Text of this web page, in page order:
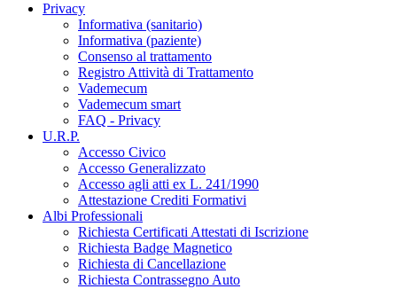
Privacy
Informativa (sanitario)
Informativa (paziente)
Consenso al trattamento
Registro Attività di Trattamento
Vademecum
Vademecum smart
FAQ - Privacy
U.R.P.
Accesso Civico
Accesso Generalizzato
Accesso agli atti ex L. 241/1990
Attestazione Crediti Formativi
Albi Professionali
Richiesta Certificati Attestati di Iscrizione
Richiesta Badge Magnetico
Richiesta di Cancellazione
Richiesta Contrassegno Auto